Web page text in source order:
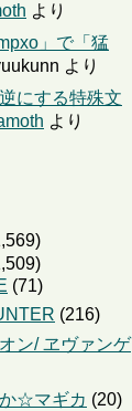
より
」で「猛
より
にする特殊文
より
(71)
(216)
ン/ ヱヴァンゲ
☆マギカ (20)